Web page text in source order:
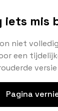
iets mis
niet
een
Pagina